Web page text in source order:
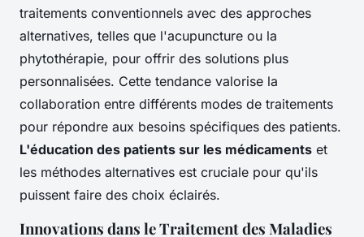
traitements conventionnels avec des approches
alternatives, telles que l'acupuncture ou la
phytothérapie, pour offrir des solutions plus
personnalisées. Cette tendance valorise la
collaboration entre différents modes de traitements
pour répondre aux besoins spécifiques des patients.
L'éducation des patients sur les médicaments et
les méthodes alternatives est cruciale pour qu'ils
puissent faire des choix éclairés.
Innovations dans le Traitement des Maladies